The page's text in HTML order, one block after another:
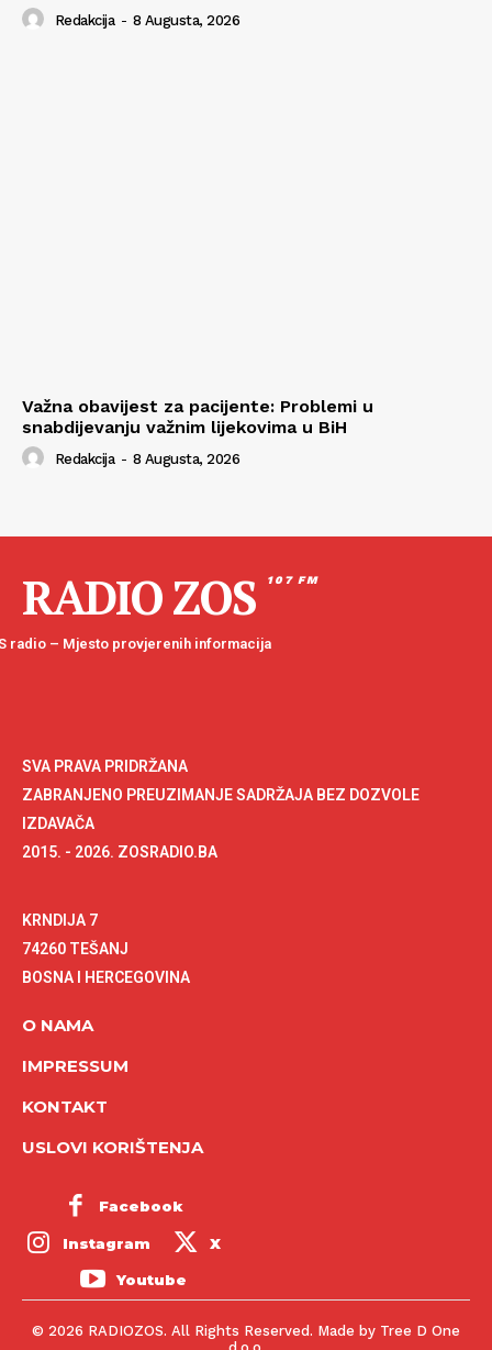
Redakcija - 8 Augusta, 2026
Važna obavijest za pacijente: Problemi u
snabdijevanju važnim lijekovima u BiH
Redakcija - 8 Augusta, 2026
RADIO ZOS 107 FM
radio – Mjesto provjerenih informacija
SVA PRAVA PRIDRŽANA
ZABRANJENO PREUZIMANJE SADRŽAJA BEZ DOZVOLE
IZDAVAČA
2015. - 2026. ZOSRADIO.BA
KRNDIJA 7
74260 TEŠANJ
BOSNA I HERCEGOVINA
O NAMA
IMPRESSUM
KONTAKT
USLOVI KORIŠTENJA
Facebook
Instagram X
Youtube
© 2026 RADIOZOS. All Rights Reserved. Made by Tree D One